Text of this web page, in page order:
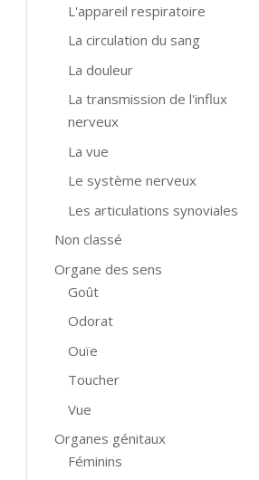
L'appareil respiratoire
La circulation du sang
La douleur
La transmission de l'influx
nerveux
La vue
Le système nerveux
Les articulations synoviales
Non classé
Organe des sens
Goût
Odorat
Ouïe
Toucher
Vue
Organes génitaux
Féminins